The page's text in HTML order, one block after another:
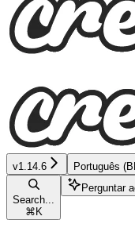
v1.14.6 Português
Search...
⌘ K
Perguntar